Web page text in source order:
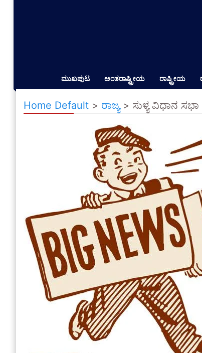
ಮುಖಪುಟ ಅಂತರಾಷ್ಟ್ರೀಯ ರಾಷ್ಟ್ರೀಯ
Home Default > ರಾಜ್ಯ> ಸುಳ್ಯ ವಿಧಾನ ಸಭಾ